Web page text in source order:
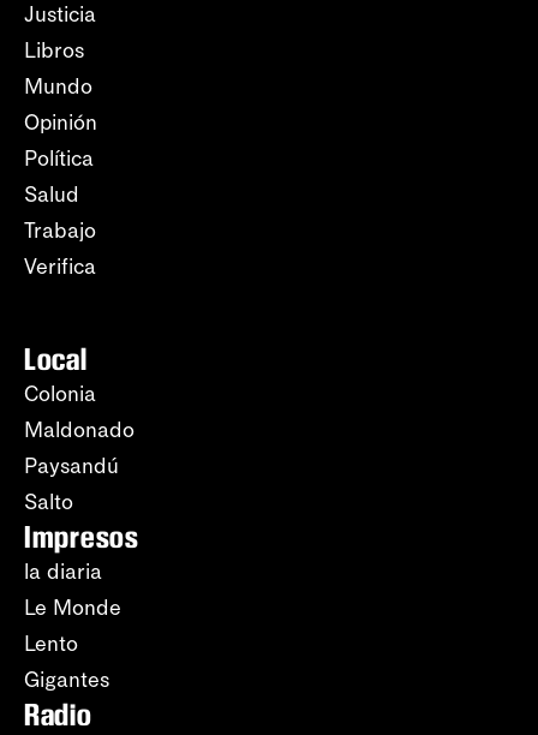
Justicia
Libros
Mundo
Opinión
Política
Salud
Trabajo
Verifica
Local
Colonia
Maldonado
Paysandú
Salto
Impresos
la diaria
Le Monde
Lento
Gigantes
Radio